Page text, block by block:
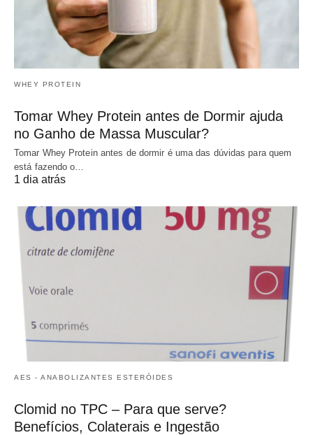
WHEY PROTEIN
Tomar Whey Protein antes de Dormir ajuda
no Ganho de Massa Muscular?
Tomar Whey Protein antes de dormir é uma das dúvidas para quem
está fazendo o…
1 dia atrás
AES - ANABOLIZANTES ESTERÓIDES
Clomid no TPC – Para que serve?
Benefícios, Colaterais e Ingestão